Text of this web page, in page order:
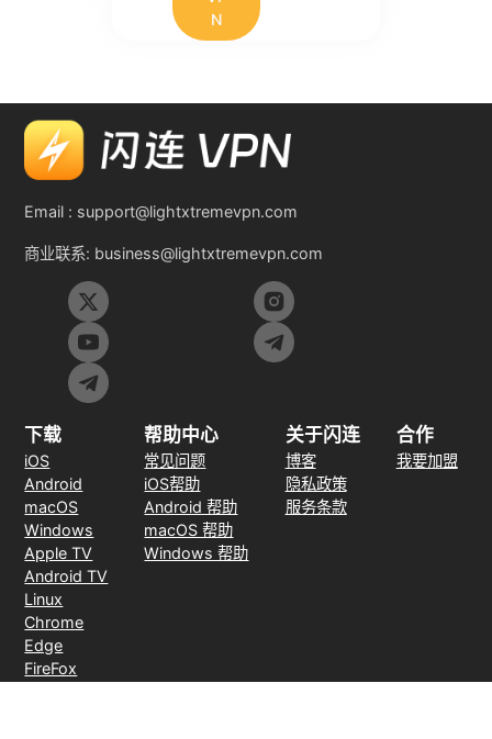
N
Email : support@lightxtremevpn.com
商业联系: business@lightxtremevpn.com
下载
iOS
Android
macOS
Windows
Apple TV
Android TV
Linux
Chrome
Edge
FireFox
帮助中心
常见问题
iOS帮助
Android 帮助
macOS 帮助
Windows 帮助
关于闪连
博客
隐私政策
服务条款
合作
我要加盟